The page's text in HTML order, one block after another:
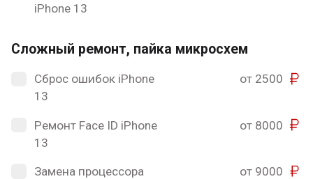
iPhone 13
Сложный ремонт, пайка микросхем
Сброс ошибок iPhone
13
от 2500
Ремонт Face ID iPhone
13
от 8000
Замена процессора
от 9000